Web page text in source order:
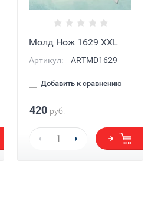
Молд Нож 1629 XXL
Артикул: ARTMD1629
Добавить к сравнению
420 руб.